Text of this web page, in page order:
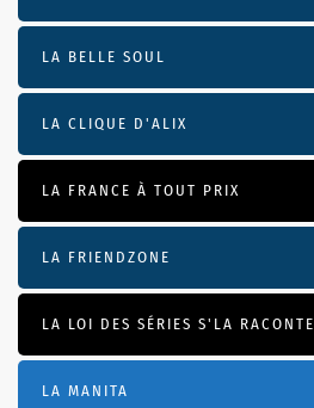
LA BELLE SOUL
LA CLIQUE D'ALIX
LA FRANCE À TOUT PRIX
LA FRIENDZONE
LA LOI DES SÉRIES S'LA RACONTE
LA MANITA